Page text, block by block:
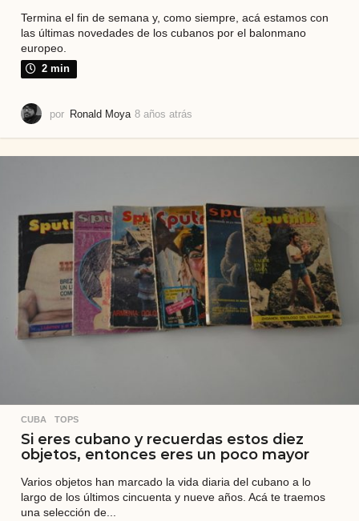
Termina el fin de semana y, como siempre, acá estamos con
las últimas novedades de los cubanos por el balonmano
europeo.
2 min
por Ronald Moya 8 años atrás
o
t
r
á
s
CUBA ,TOPS
Si eres cubano y recuerdas estos diez
objetos, entonces eres un poco mayor
Varios objetos han marcado la vida diaria del cubano a lo
largo de los últimos cincuenta y nueve años. Acá te traemos
una selección de...